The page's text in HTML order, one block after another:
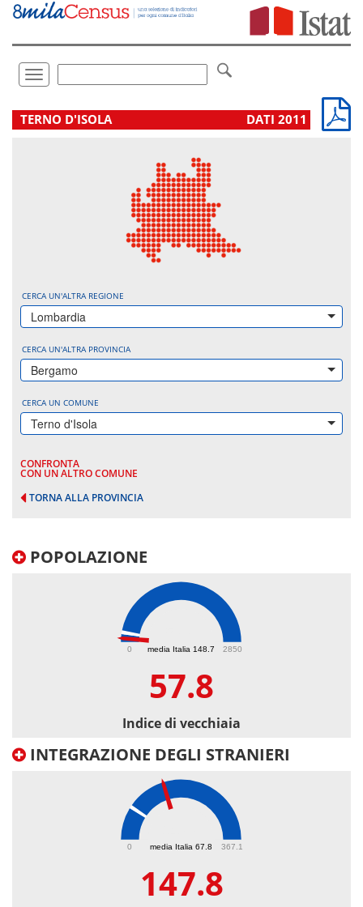
Vai
direttamente
Toggle
navigation
.
TERNO D'ISOLA DATI 2011
CERCA UN'ALTRA REGIONE
Lombardia
CERCA UN'ALTRA PROVINCIA
Bergamo
CERCA UN COMUNE
Terno d'Isola
CONFRONTA
CON UN ALTRO COMUNE
TORNA ALLA PROVINCIA
POPOLAZIONE
media Italia 148.7
0 2850
57.8
Indice di vecchiaia
INTEGRAZIONE DEGLI STRANIERI
media Italia 67.8
0 367.1
147.8